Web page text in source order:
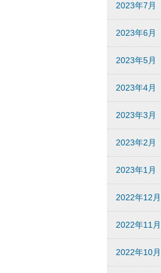
2023年7月
2023年6月
2023年5月
2023年4月
2023年3月
2023年2月
2023年1月
2022年12月
2022年11月
2022年10月